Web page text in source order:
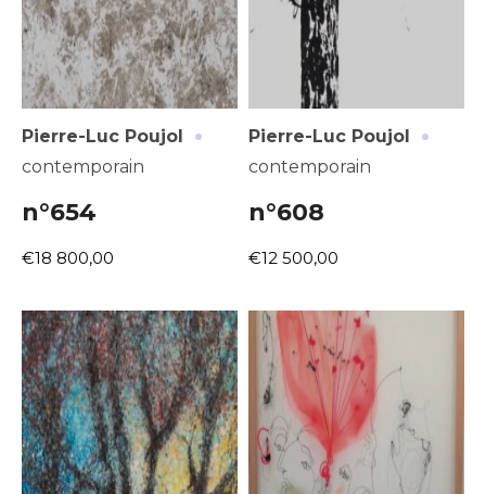
Pierre-Luc Poujol ·
contemporain
n°654
€18 800,00
Pierre-Luc Poujol ·
contemporain
n°608
€12 500,00